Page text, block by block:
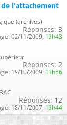
de l'attachement
(archives)
Réponses: 3
02/11/2009, 13h43
Réponses: 2
19/10/2009, 13h56
Réponses: 12
18/11/2007, 13h44